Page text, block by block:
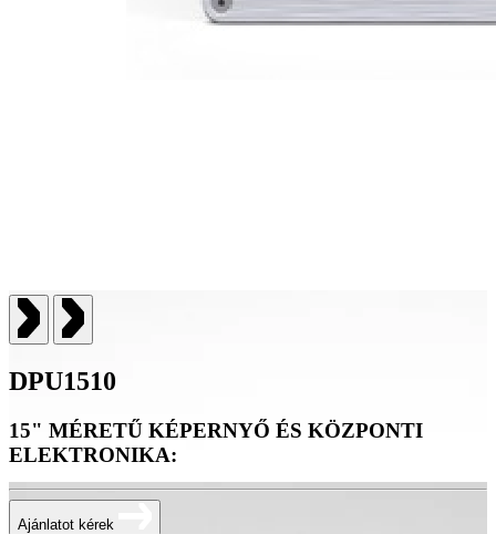
DPU1510
15" MÉRETŰ KÉPERNYŐ ÉS KÖZPONTI
ELEKTRONIKA:
Ajánlatot kérek